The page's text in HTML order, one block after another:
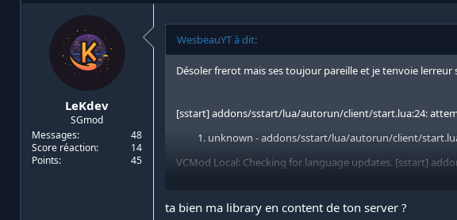
LeKdev
SGmod
Messages
48
Score réaction
14
Points
45
WesbeauYT à dit:
Désoler frerot mais ses toujour pareille et je tenvoie lerreur
[sstart] addons/sstart/lua/autorun/client/start.lua:24:
unknown - addons/sstart/lua/autorun/client/
VCMod Local: Checking for language updates. [sstart]
VCMod Local: Language check complete, all up-to-date.
ta bien ma library en content de ton server ?